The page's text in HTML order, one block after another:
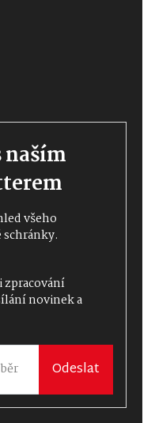
naším
všeho
zpracování
novinek a
Odeslat